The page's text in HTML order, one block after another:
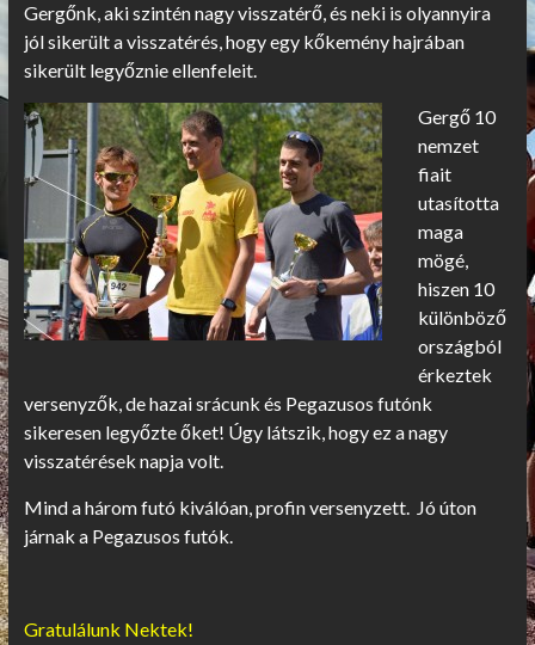
Gergőnk, aki szintén nagy visszatérő, és neki is olyannyira
jól sikerült a visszatérés, hogy egy kőkemény hajrában
sikerült legyőznie ellenfeleit.
Gergő 10
nemzet
fiait
utasította
maga
mögé,
hiszen 10
különböző
országból
érkeztek
versenyzők, de hazai srácunk és Pegazusos futónk
sikeresen legyőzte őket! Úgy látszik, hogy ez a nagy
visszatérések napja volt.
Mind a három futó kiválóan, profin versenyzett. Jó úton
járnak a Pegazusos futók.
Gratulálunk Nektek!